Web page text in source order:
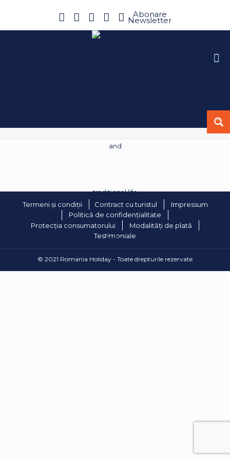
Abonare
Newsletter
Termeni și condiții Contract cu turistul
Impressum
Politică de confidențialitate
Protecția consumatorului
Modalități de plată
Testimoniale
© 2021 Romania Holiday - Toate drepturile rezervate